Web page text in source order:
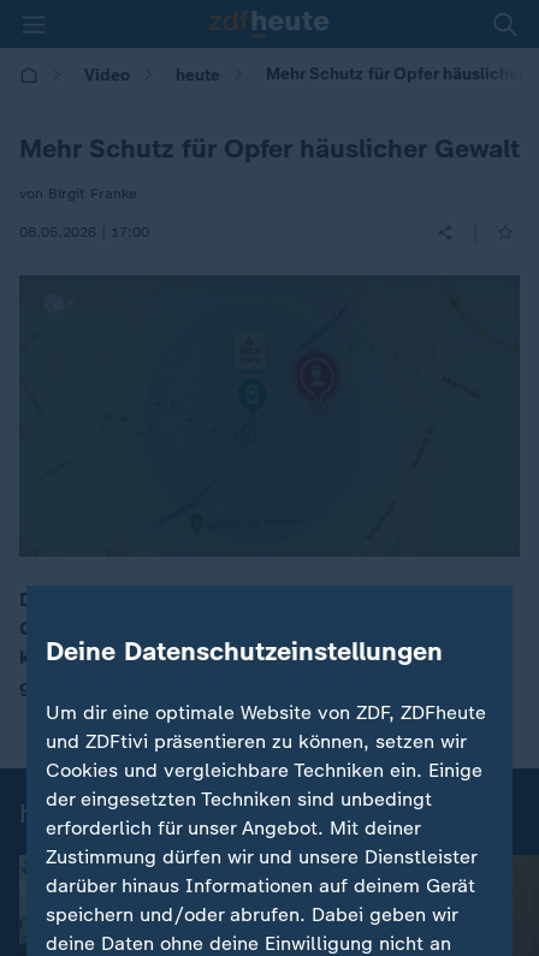
Video heute Mehr Schutz für Opfer häuslicher
Mehr Schutz für Opfer häuslicher Gewalt
von Birgit Franke
08.05.2026 | 17:00
00:16
Der Bundestag hat heute ein Gesetz beschlossen, das
Gewalttäter zum Tragen einer Fußfessel verpflichten
kann. So sollen Opfer häuslicher Gewalt besser
geschützt werden.
heute-Nachrichten: Einzelbeiträge
Deine Datenschutzeinstellungen
Um dir eine optimale Website von ZDF, ZDFheute
und ZDFtivi präsentieren zu können, setzen wir
Cookies und vergleichbare Techniken ein. Einige
der eingesetzten Techniken sind unbedingt
erforderlich für unser Angebot. Mit deiner
Zustimmung dürfen wir und unsere Dienstleister
darüber hinaus Informationen auf deinem Gerät
speichern und/oder abrufen. Dabei geben wir
deine Daten ohne deine Einwilligung nicht an